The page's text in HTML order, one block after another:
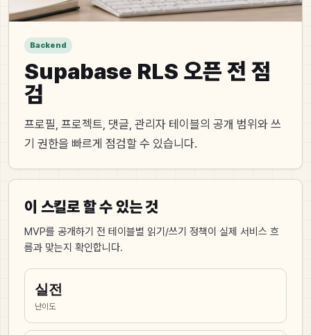
Backend
Supabase RLS 오픈 전 점
검
프로필, 프로젝트, 댓글, 관리자 테이블의 공개 범위와 쓰
기 권한을 빠르게 점검할 수 있습니다.
이 스킬로 할 수 있는 것
MVP를 공개하기 전 테이블별 읽기/쓰기 정책이 실제 서비스 흐
름과 맞는지 확인합니다.
실전
난이도